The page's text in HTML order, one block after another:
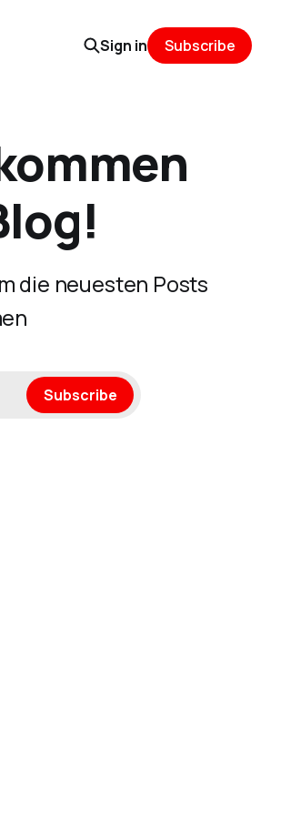
Sign in Subscribe
die neuesten Posts
Subscribe